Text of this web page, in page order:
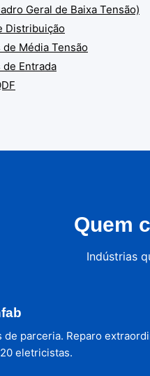
Geral de Baixa Tensão)
Distribuição
Média Tensão
Entrada
Quem
Indústrias
de parceria. Reparo
eletricistas.